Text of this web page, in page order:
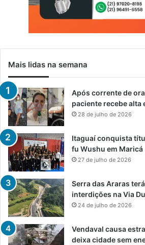
Mais lidas na semana
Após corrente de
paciente recebe alta
28 de julho de 2026
Itaguaí conquista
fu Wushu em Maricá
27 de julho de 2026
Serra das Araras
interdições na Via
24 de julho de 2026
Vendaval causa
deixa cidade sem